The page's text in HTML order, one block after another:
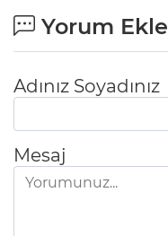
Yorum Ekle
Adınız Soyadınız
Mesaj